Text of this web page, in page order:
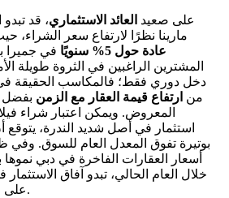
على صعيد العائد الاستثماري، قد
مارينا نظرًا لارتفاع سعر الشراء،
عادة حول 5% سنويًا
في جميرا
المشترين الراغبين في الثروة طويلة
دخل دوري فقط؛ فالمكاسب الحقيقة في
من ارتفاع قيمة العقار مع الزمن بفضل
المعروض. ويمكن اعتبار شراء
استثمار في أصل شديد الندرة، يتوقع
بوتيرة تفوق المعدل العام للسوق. وفي
خلال العام الحالي، تبدو آفاق
على المدى المتوسط والبعيد.